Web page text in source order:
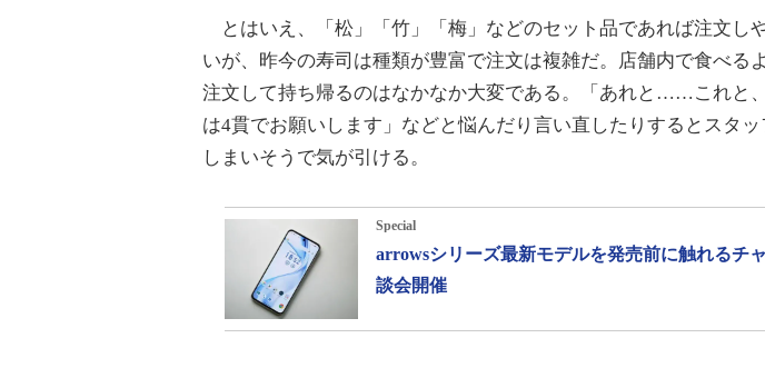
とはいえ、「松」「竹」「梅」などのセット品であれば注文し
いが、昨今の寿司は種類が豊富で注文は複雑だ。店舗内で食べる
注文して持ち帰るのはなかなか大変である。「あれと……これ
は4貫でお願いします」などと悩んだり言い直したりするとスタ
しまいそうで気が引ける。
Special
arrowsシリーズ最新モデルを発売前に触れるチ
談会開催